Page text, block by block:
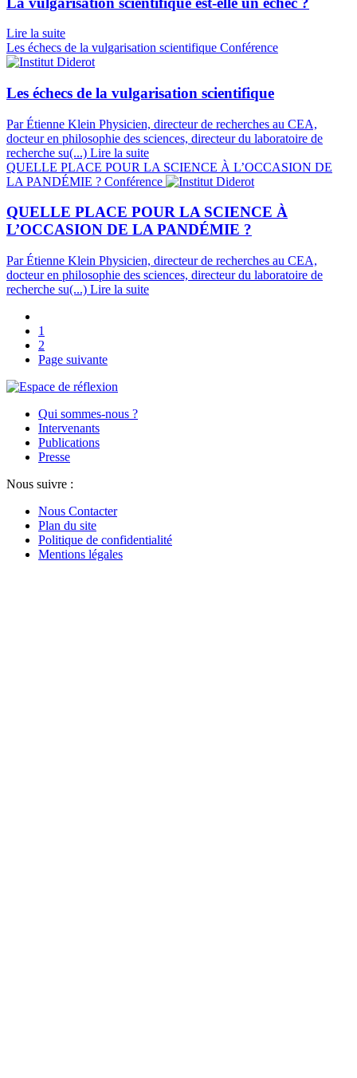
Lire la suite
Les échecs de la vulgarisation scientifique Conférence
Les échecs de la vulgarisation scientifique
Par Étienne Klein Physicien, directeur de recherches au CEA,
docteur en philosophie des sciences, directeur du laboratoire de
recherche su(...) Lire la suite
QUELLE PLACE POUR LA SCIENCE À L’OCCASION DE
LA PANDÉMIE ? Conférence
QUELLE PLACE POUR LA SCIENCE À
L’OCCASION DE LA PANDÉMIE ?
Par Étienne Klein Physicien, directeur de recherches au CEA,
docteur en philosophie des sciences, directeur du laboratoire de
recherche su(...) Lire la suite
1
2
Page suivante
Qui sommes-nous ?
Intervenants
Publications
Presse
Nous suivre :
Nous Contacter
Plan du site
Politique de confidentialité
Mentions légales